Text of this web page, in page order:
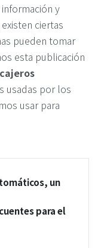
y
ciertas
pueden tomar
esta publicación
usadas por los
usar para
un
para el